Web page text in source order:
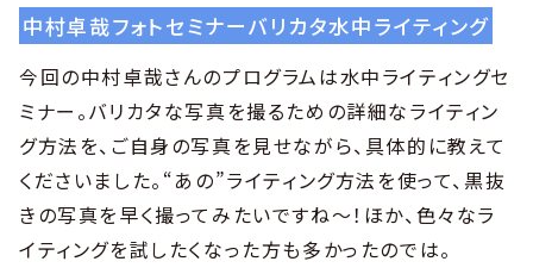
中村卓哉フォトセミナーバリカタ水中ライティング
今回の中村卓哉さんのプログラムは水中ライティングセ
ミナー。バリカタな写真を撮るための詳細なライティン
グ方法を、ご自身の写真を見せながら、具体的に教えて
くださいました。“あの”ライティング方法を使って、黒抜
きの写真を早く撮ってみたいですね〜！ほか、色々なラ
イティングを試したくなった方も多かったのでは。